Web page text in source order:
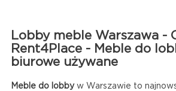
Lobby meble Warszawa -
Rent4Place - Meble do
biurowe używane
Meble do lobbyw Warszawie to